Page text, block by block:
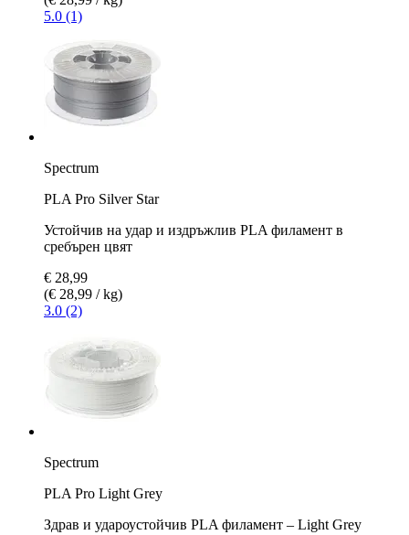
5.0 (1)
Spectrum
PLA Pro Silver Star
Устойчив на удар и издръжлив PLA филамент в
сребърен цвят
€ 28,99
(€ 28,99 / kg)
3.0 (2)
Spectrum
PLA Pro Light Grey
Здрав и удароустойчив PLA филамент – Light Grey